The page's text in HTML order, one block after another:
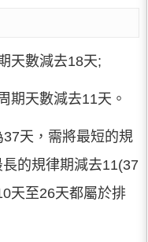
天數減去18天;
期天數減去11天。
天，需將最短的規
的規律期減去11(37
天至26天都屬於排